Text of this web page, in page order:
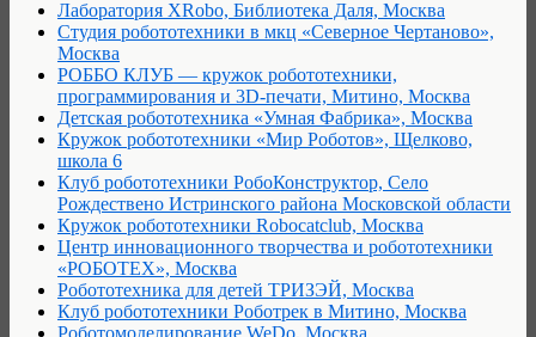
Лаборатория XRobo, Библиотека Даля, Москва
Студия робототехники в мкц «Северное Чертаново»,
Москва
РОББО КЛУБ — кружок робототехники,
программирования и 3D-печати, Митино, Москва
Детская робототехника «Умная Фабрика», Москва
Кружок робототехники «Мир Роботов», Щелково,
школа 6
Клуб робототехники РобоКонструктор, Село
Рождествено Истринского района Московской области
Кружок робототехники Robocatclub, Москва
Центр инновационного творчества и робототехники
«РОБОТЕХ», Москва
Робототехника для детей ТРИЗЭЙ, Москва
Клуб робототехники Роботрек в Митино, Москва